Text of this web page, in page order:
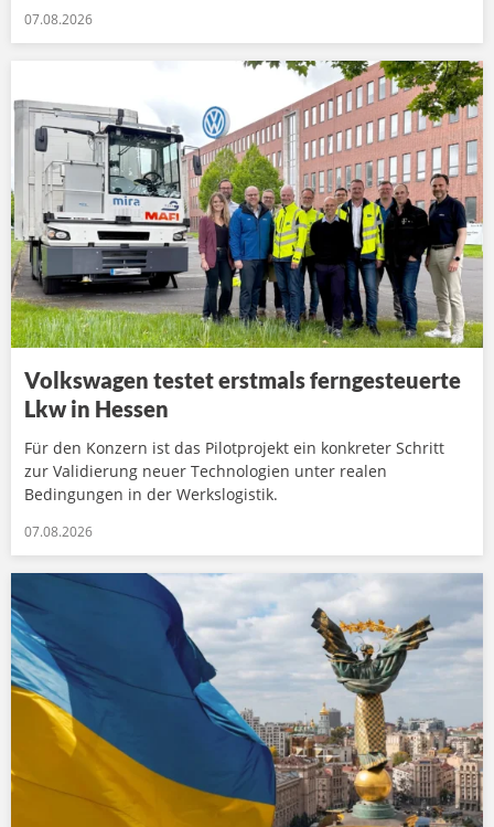
07.08.2026
Volkswagen testet erstmals ferngesteuerte
Lkw in Hessen
Für den Konzern ist das Pilotprojekt ein konkreter Schritt
zur Validierung neuer Technologien unter realen
Bedingungen in der Werkslogistik.
07.08.2026